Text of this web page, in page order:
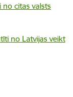
citas valsts
no Latvijas veikt